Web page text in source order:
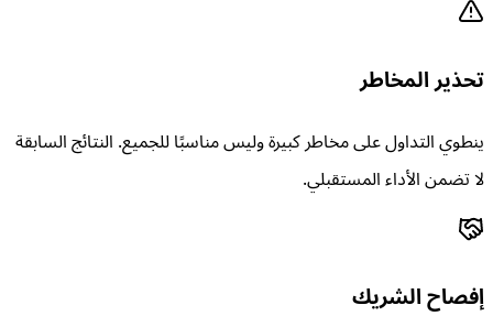
تحذير المخاطر
ينطوي التداول على مخاطر كبيرة وليس مناسبًا للجميع. النتائج السابقة
لا تضمن الأداء المستقبلي.
إفصاح الشريك